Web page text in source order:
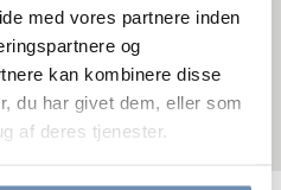
med vores partnere inden
og
kan kombinere disse
du har givet dem, eller som
af deres tjenester.